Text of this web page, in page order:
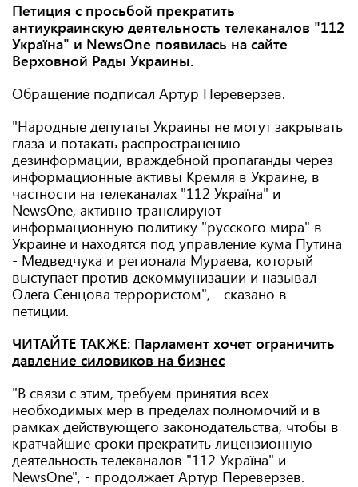
Петиция с просьбой прекратить
антиукраинскую деятельность телеканалов "112
Україна" и NewsOne появилась на сайте
Верховной Рады Украины.
Обращение подписал Артур Переверзев.
"Народные депутаты Украины не могут закрывать
глаза и потакать распространению
дезинформации, враждебной пропаганды через
информационные активы Кремля в Украине, в
частности на телеканалах "112 Україна" и
NewsOne, активно транслируют
информационную политику "русского мира" в
Украине и находятся под управление кума Путина
- Медведчука и регионала Мураева, который
выступает против декоммунизации и называл
Олега Сенцова террористом", - сказано в
петиции.
ЧИТАЙТЕ ТАКЖЕ: Парламент хочет ограничить
давление силовиков на бизнес
"В связи с этим, требуем принятия всех
необходимых мер в пределах полномочий и в
рамках действующего законодательства, чтобы в
кратчайшие сроки прекратить лицензионную
деятельность телеканалов "112 Україна" и
NewsOne", - продолжает Артур Переверзев.